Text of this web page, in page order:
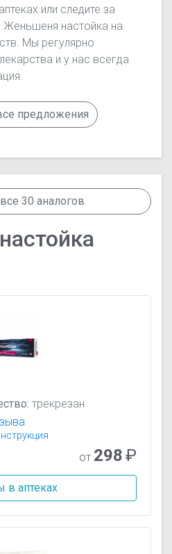
или следите за
Женьшеня настойка на
Мы регулярно
и у нас всегда
предложения
30 аналогов
трекрезан
от 298₽
в аптеках